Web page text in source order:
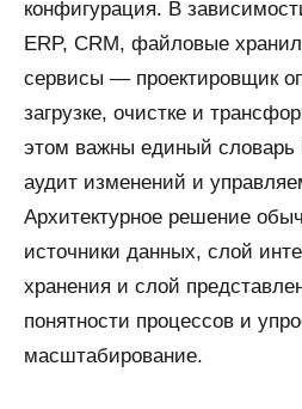
конфигурация. В
ERP, CRM, файловые
сервисы — проектировщик
загрузке, очистке и
этом важны единый словарь
аудит изменений и
Архитектурное решение
источники данных, слой
хранения и слой
понятности процессов и
масштабирование.